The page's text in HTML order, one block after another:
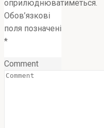
оприлюднюватиметься.
Обов’язкові
поля позначені
*
Comment